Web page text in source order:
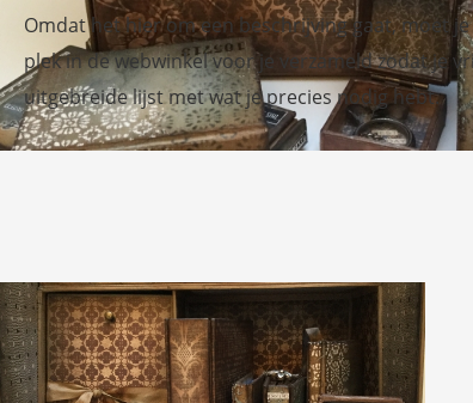
Omdat het hier om een beschrijving gaat, moet
plek in de webwinkel voor je verzameld zodat je
uitgebreide lijst met wat je precies nodig hebt.